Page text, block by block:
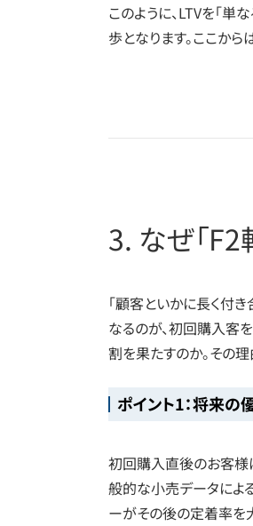
このように、LTVを「
歩となります。ここか
3. なぜ「
「顧客といかに長く付
なるのが、初回購入客
割を果たすのか。その
ポイント1：将来の
初回購入直後のお客様
般的な小売データによ
ーがその後の定着率を